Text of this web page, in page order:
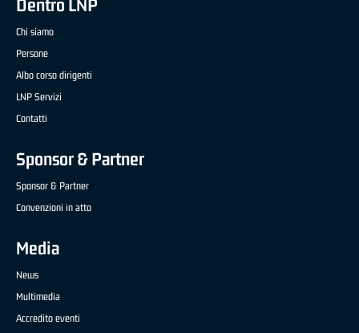
Dentro LNP
Chi siamo
Persone
Albo corso dirigenti
LNP Servizi
Contatti
Sponsor & Partner
Sponsor & Partner
Convenzioni in atto
Media
News
Multimedia
Accredito eventi